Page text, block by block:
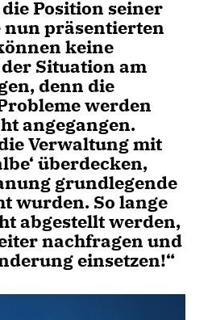
Position seiner
nun präsentierten
keine
Situation am
denn die
werden
angegangen.
Verwaltung mit
überdecken,
grundlegende
wurden. So lange
abgestellt werden,
nachfragen und
einsetzen!“